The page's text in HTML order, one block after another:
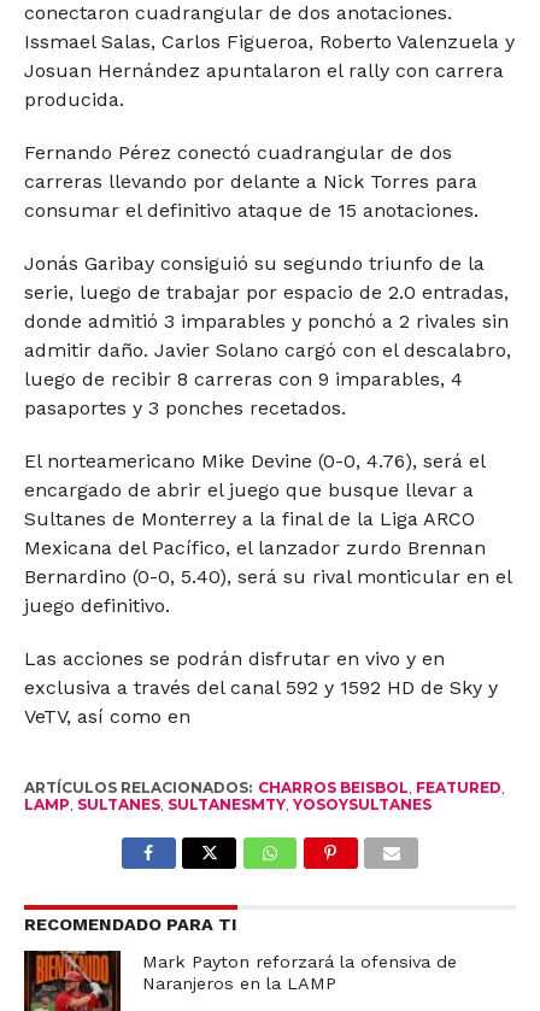
conectaron cuadrangular de dos anotaciones.
Issmael Salas, Carlos Figueroa, Roberto Valenzuela y
Josuan Hernández apuntalaron el rally con carrera
producida.
Fernando Pérez conectó cuadrangular de dos
carreras llevando por delante a Nick Torres para
consumar el definitivo ataque de 15 anotaciones.
Jonás Garibay consiguió su segundo triunfo de la
serie, luego de trabajar por espacio de 2.0 entradas,
donde admitió 3 imparables y ponchó a 2 rivales sin
admitir daño. Javier Solano cargó con el descalabro,
luego de recibir 8 carreras con 9 imparables, 4
pasaportes y 3 ponches recetados.
El norteamericano Mike Devine (0-0, 4.76), será el
encargado de abrir el juego que busque llevar a
Sultanes de Monterrey a la final de la Liga ARCO
Mexicana del Pacífico, el lanzador zurdo Brennan
Bernardino (0-0, 5.40), será su rival monticular en el
juego definitivo.
Las acciones se podrán disfrutar en vivo y en
exclusiva a través del canal 592 y 1592 HD de Sky y
VeTV, así como en
ARTÍCULOS RELACIONADOS: CHARROS BEISBOL, FEATURED,
LAMP, SULTANES, SULTANESMTY, YOSOYSULTANES
RECOMENDADO PARA TI
Mark Payton reforzará la ofensiva de
Naranjeros en la LAMP